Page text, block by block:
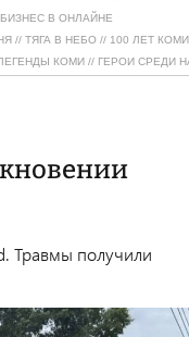
БИЗНЕС В ОНЛАЙНЕ
// ТЯГА В НЕБО // 100 ЛЕТ КОМИ
КОМИ // ГЕРОИ СРЕДИ
. Травмы получили